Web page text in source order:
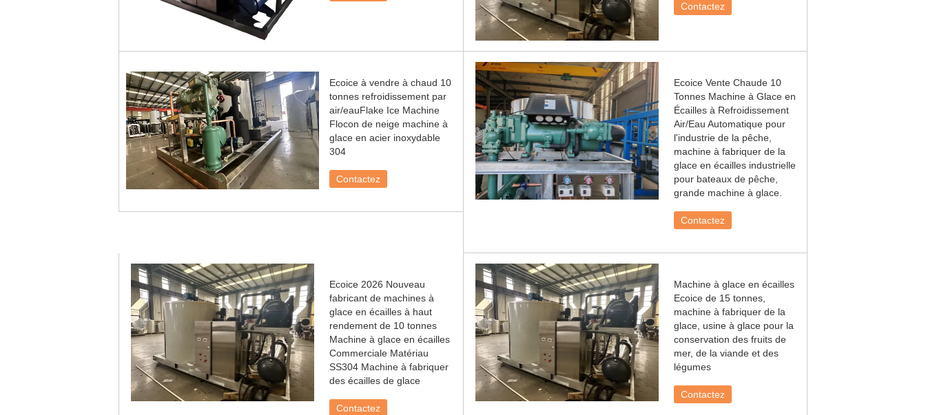
Contactez
Ecoice à vendre à chaud 10
tonnes refroidissement par
air/eauFlake Ice Machine
Flocon de neige machine à
glace en acier inoxydable
304
Contactez
Ecoice Vente Chaude 10
Tonnes Machine à Glace en
Écailles à Refroidissement
Air/Eau Automatique pour
l'industrie de la pêche,
machine à fabriquer de la
glace en écailles industrielle
pour bateaux de pêche,
grande machine à glace.
Contactez
Ecoice 2026 Nouveau
fabricant de machines à
glace en écailles à haut
rendement de 10 tonnes
Machine à glace en écailles
Commerciale Matériau
SS304 Machine à fabriquer
des écailles de glace
Contactez
Machine à glace en écailles
Ecoice de 15 tonnes,
machine à fabriquer de la
glace, usine à glace pour la
conservation des fruits de
mer, de la viande et des
légumes
Contactez